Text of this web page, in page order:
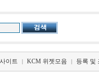
이트 | KCM 위젯모음 | 등록 및